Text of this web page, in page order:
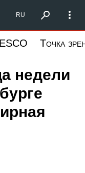
Запад
RU
Точка
недели